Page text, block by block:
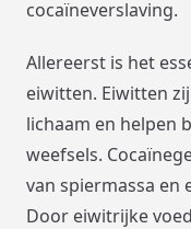
cocaïneverslaving.
Allereerst is het
eiwitten. Eiwitten
lichaam en helpen
weefsels.
van spiermassa en
Door eiwitrijke